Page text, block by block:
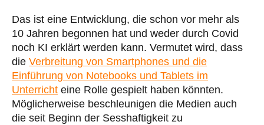
Das ist eine Entwicklung, die schon vor mehr als
10 Jahren begonnen hat und weder durch Covid
noch KI erklärt werden kann. Vermutet wird, dass
die Verbreitung von Smartphones und die
Einführung von Notebooks und Tablets im
Unterricht eine Rolle gespielt haben könnten.
Möglicherweise beschleunigen die Medien auch
die seit Beginn der Sesshaftigkeit zu